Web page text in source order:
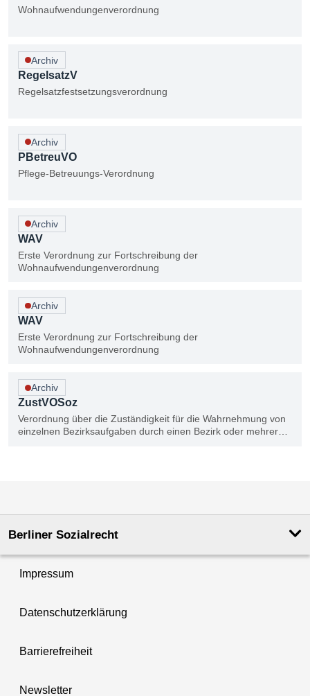
Wohnaufwendungenverordnung
RegelsatzV
Archiv
Regelsatzfestsetzungsverordnung
PBetreuVO
Archiv
Pflege-Betreuungs-Verordnung
WAV
Archiv
Erste Verordnung zur Fortschreibung der
Wohnaufwendungenverordnung
WAV
Archiv
Erste Verordnung zur Fortschreibung der
Wohnaufwendungenverordnung
ZustVOSoz
Archiv
Verordnung über die Zuständigkeit für die Wahrnehmung von
einzelnen Bezirksaufgaben durch einen Bezirk oder mehrere
Berliner Sozialrecht
Impressum
Datenschutzerklärung
Barrierefreiheit
Newsletter